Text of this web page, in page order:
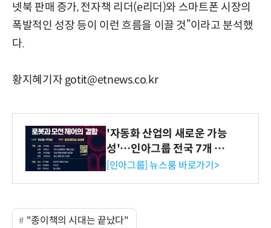
넷북 판매 증가, 전자책 리더(e리더)와 스마트폰 시장의
폭발적인 성장 등이 이런 흐름을 이끌 것”이라고 분석했
다.
황지혜기자 gotit@etnews.co.kr
'자동화 산업의 새로운 가능
성'…인아그룹 전국 7개 도
시 세미나 페어 개최
[인아그룹] 뉴스룸 바로가기>
"종이책의 시대는 끝났다"